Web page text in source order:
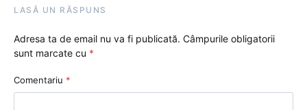
LASĂ UN RĂSPUNS
Adresa ta de email nu va fi publicată. Câmpurile obligatorii
sunt marcate cu *
Comentariu *